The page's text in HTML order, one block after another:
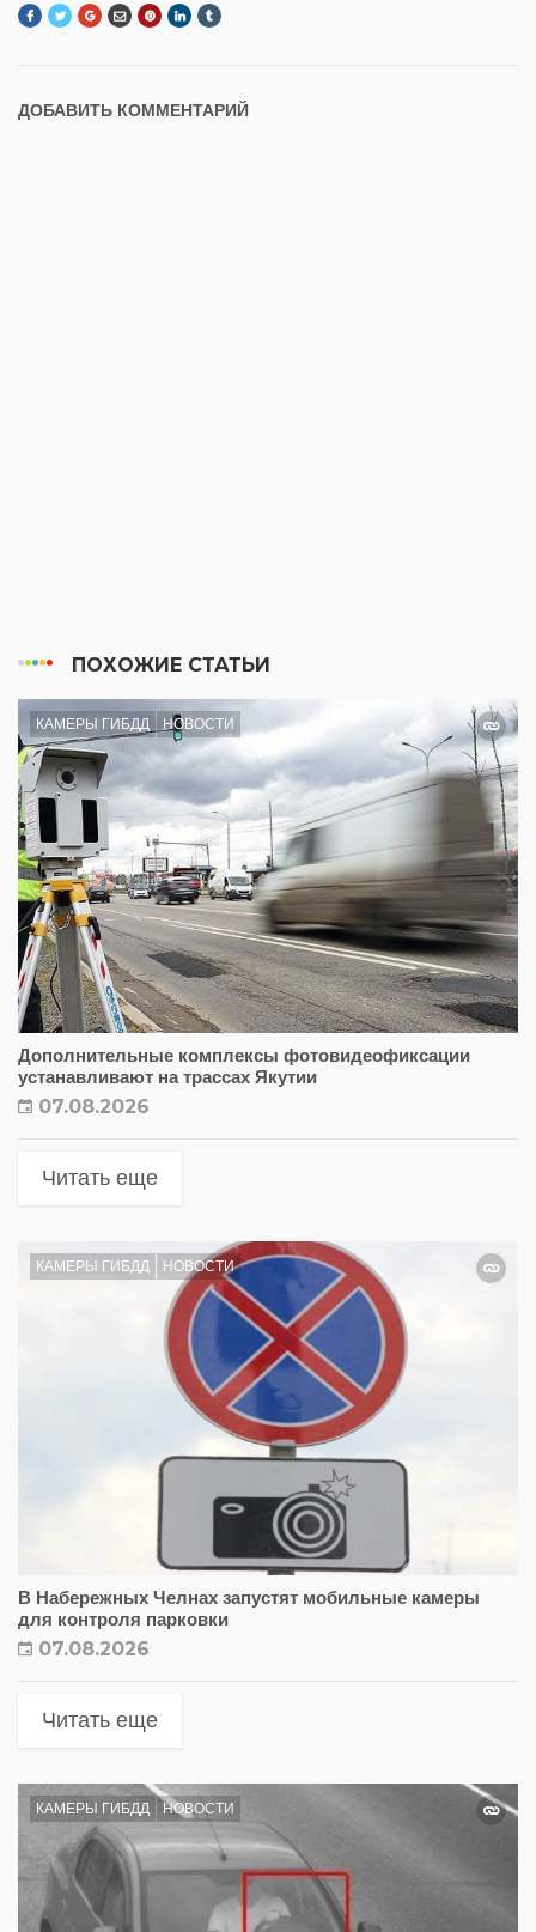
ДОБАВИТЬ КОММЕНТАРИЙ
ПОХОЖИЕ СТАТЬИ
КАМЕРЫ ГИБДД НОВОСТИ
Дополнительные комплексы фотовидеофиксации
устанавливают на трассах Якутии
07.08.2026
Читать еще
КАМЕРЫ ГИБДД НОВОСТИ
В Набережных Челнах запустят мобильные камеры
для контроля парковки
07.08.2026
Читать еще
КАМЕРЫ ГИБДД НОВОСТИ